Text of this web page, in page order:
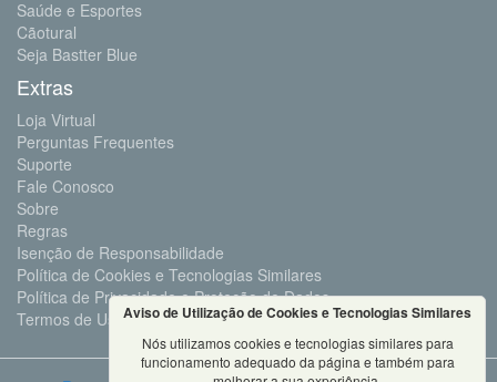
Saúde e Esportes
Cãotural
Seja Bastter Blue
Extras
Loja Virtual
Perguntas Frequentes
Suporte
Fale Conosco
Sobre
Regras
Isenção de Responsabilidade
Política de Cookies e Tecnologias Similares
Política de Privacidade e Proteção de Dados
Termos de UsoAviso de Utilização de Cookies e Tecnologias Similares
Nós utilizamos cookies e tecnologias similares para
funcionamento adequado da página e também para